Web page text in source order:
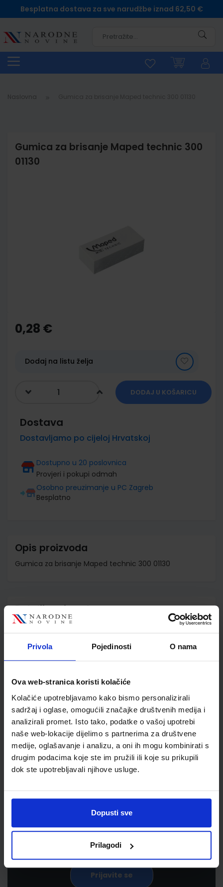
Privola Pojedinosti O nama
Ova web-stranica koristi kolačiće
Kolačiće upotrebljavamo kako bismo personalizirali
sadržaj i oglase, omogućili značajke društvenih medija i
analizirali promet. Isto tako, podatke o vašoj upotrebi
naše web-lokacije dijelimo s partnerima za društvene
medije, oglašavanje i analizu, a oni ih mogu kombinirati s
drugim podacima koje ste im pružili ili koje su prikupili
dok ste upotrebljavali njihove usluge.
Dopusti sve
Prilagodi
Besplatna dostava za sve narudžbe iznad 62,50 €
Naslovna
Gumica za brisanje Maped technic 300
01130
the
beginning
gallery
0,28 €
Dodaj na listu želja
DODAJ U KOŠARICU
Dostava
Dostavljamo po cijeloj Hrvatskoj
Dostupno u 20 poslovnica
Provjeri i pokupi odmah
Osobno preuzimanje u PC Zagreb
Besplatno
Opis proizvoda
Gumica za brisanje Maped technic 300 01130
Detalji proizvoda
Šifra proizvoda
Newsletter prijava
Prijavite se kako bi primali informacije o novim
proizvodima i uslugama, akcijama i drugim
pogodnostima